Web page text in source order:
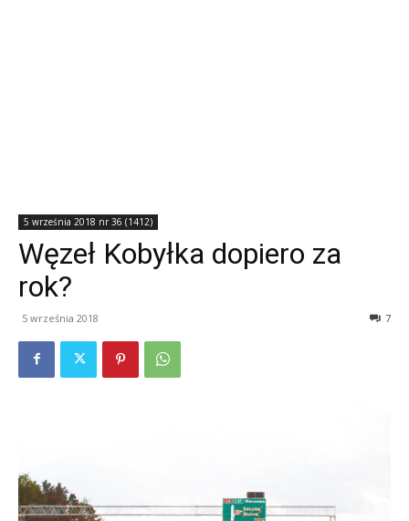
5 września 2018 nr 36 (1412)
Węzeł Kobyłka dopiero za
rok?
5 września 2018 7